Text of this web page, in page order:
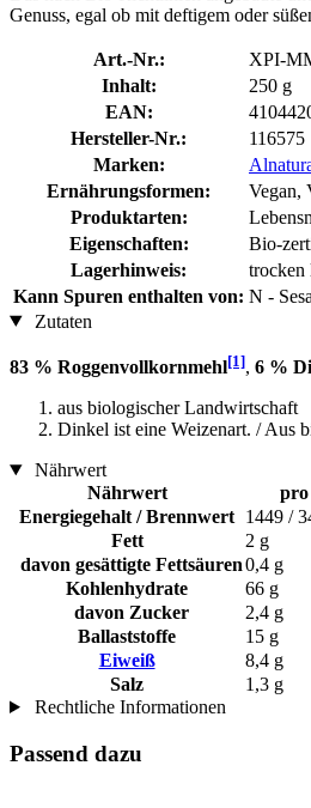
Genuss, egal ob mit deftigem oder
Art.-Nr.:
XPI-
Inhalt:
250 g
EAN:
Hersteller-Nr.:
116575
Marken:
Ernährungsformen:
Vegan,
Produktarten:
Eigenschaften:
Bio-
Lagerhinweis:
trocken
Kann Spuren enthalten von: N -
Zutaten
83 % Roggenvollkornmehl[1], 6 %
aus biologischer Landwirtschaft
Dinkel ist eine Weizenart. / Aus
Nährwert
Nährwert
pro
Energiegehalt / Brennwert 1449 /
Fett
2 g
davon gesättigte Fettsäuren0,4 g
Kohlenhydrate
66 g
davon Zucker
2,4 g
Ballaststoffe
15 g
Eiweiß
8,4 g
Salz
1,3 g
Rechtliche Informationen
Passend dazu